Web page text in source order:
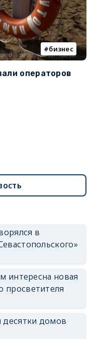
бизнес
операторов
в
интересна новая
просветителя
домов